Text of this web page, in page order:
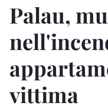
Palau,
vittima